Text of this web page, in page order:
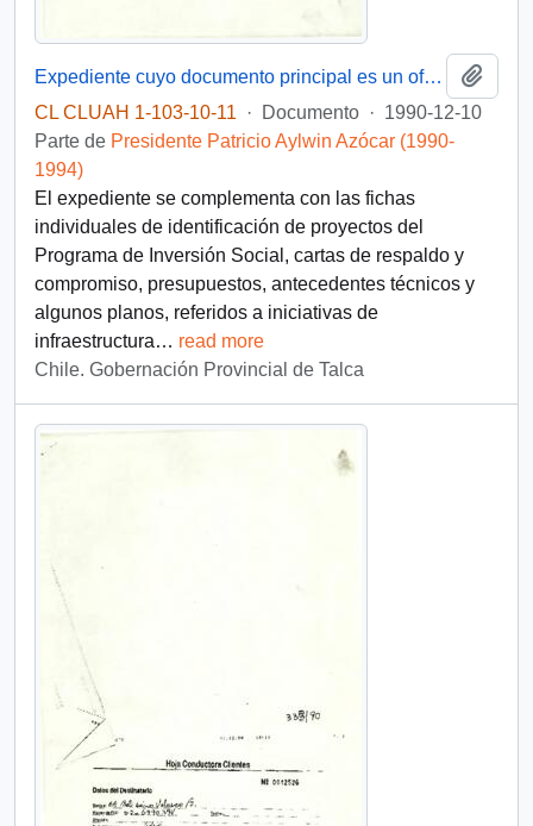
Expediente cuyo documento principal es un oficio del Gobernador Provincial de Talca al Subsecretario del Interior, mediante el cual se remite una carpeta con fichas de postulación de proyectos para su financiamiento por el Ministerio del Interior
CL CLUAH 1-103-10-11
· Documento · 1990-12-10
Parte de Presidente Patricio Aylwin Azócar (1990-
1994)
El expediente se complementa con las fichas
individuales de identificación de proyectos del
Programa de Inversión Social, cartas de respaldo y
compromiso, presupuestos, antecedentes técnicos y
algunos planos, referidos a iniciativas de
infraestructura… read more
Chile. Gobernación Provincial de Talca